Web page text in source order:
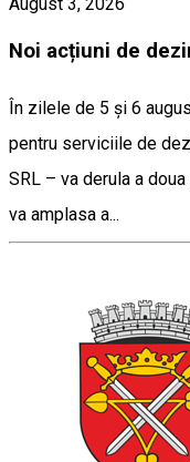
Noi acțiuni de
În zilele de 5 și 6
pentru serviciile de
SRL – va derula a
va amplasa a...